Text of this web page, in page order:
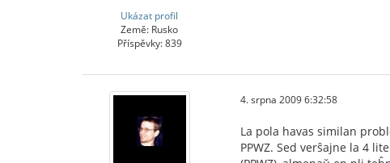
Ukázat profil
Země: Rusko
Příspěvky: 839
4. srpna 2009 6:32:58
La pola havas similan
PPWZ. Sed verŝajne la 4